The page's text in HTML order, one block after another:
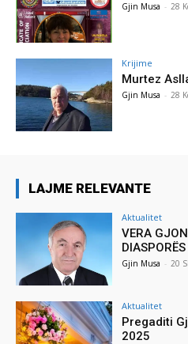
Gjin Musa - 28
Krijime
Murtez
Gjin Musa - 28
LAJME RELEVANTE
Aktualitet
VERA
Gjin Musa - 20
Aktualitet
Pregaditi
2025